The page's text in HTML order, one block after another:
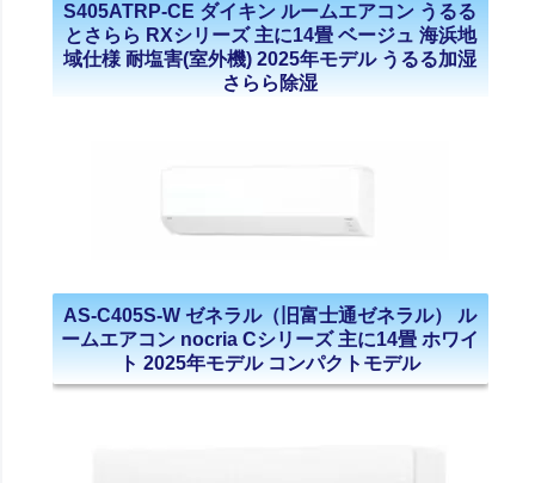
S405ATRP-CE ダイキン ルームエアコン うるる
とさらら RXシリーズ 主に14畳 ベージュ 海浜地
域仕様 耐塩害(室外機) 2025年モデル うるる加湿
さらら除湿
AS-C405S-W ゼネラル（旧富士通ゼネラル） ル
ームエアコン nocria Cシリーズ 主に14畳 ホワイ
ト 2025年モデル コンパクトモデル